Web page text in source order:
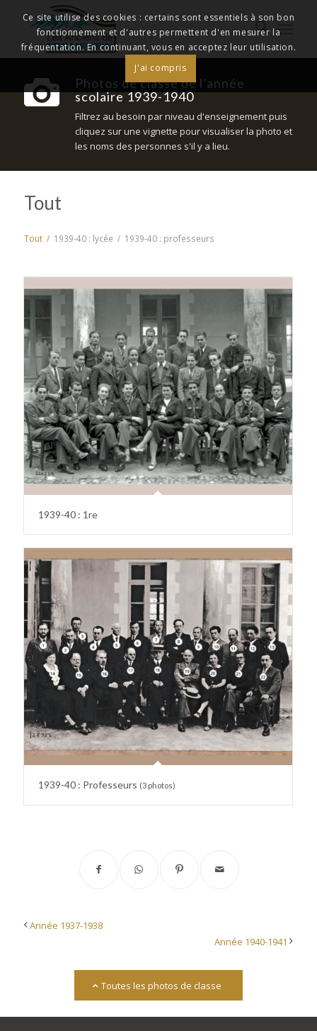
Photos de classe de l’année
scolaire 1939-1940
Filtrez au besoin par niveau d'enseignement puis
cliquez sur une vignette pour visualiser la photo et
les noms des personnes s'il y a lieu.
Tout
Tout / 1939-40 : lycée / 1939-40 : professeurs
1939-40 : 1re
1939-40 : Professeurs (3 photos)
Année 1937-1938
Année 1940-1941
Toutes les photos de classe
Ce site utilise des cookies : certains sont essentiels à son bon
fonctionnement et d'autres permettent d'en mesurer la
fréquentation. En continuant, vous en acceptez leur utilisation.
J'ai compris